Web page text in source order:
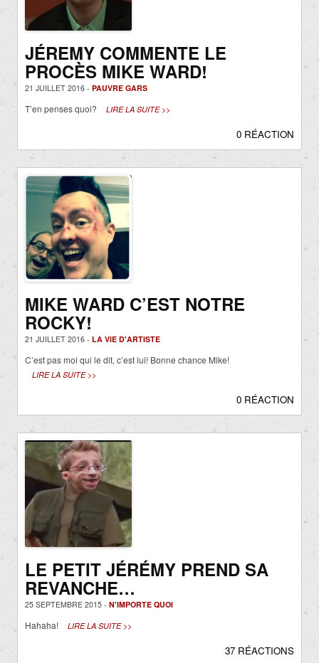
JÉREMY COMMENTE LE
PROCÈS MIKE WARD!
21 JUILLET 2016 - PAUVRE GARS
T’en penses quoi? LIRE LA SUITE >>
0 RÉACTION
MIKE WARD C’EST NOTRE
ROCKY!
21 JUILLET 2016 - LA VIE D'ARTISTE
C’est pas moi qui le dit, c’est lui! Bonne chance Mike!
LIRE LA SUITE >>
0 RÉACTION
LE PETIT JÉRÉMY PREND SA
REVANCHE…
25 SEPTEMBRE 2015 - N'IMPORTE QUOI
Hahaha! LIRE LA SUITE >>
37 RÉACTIONS